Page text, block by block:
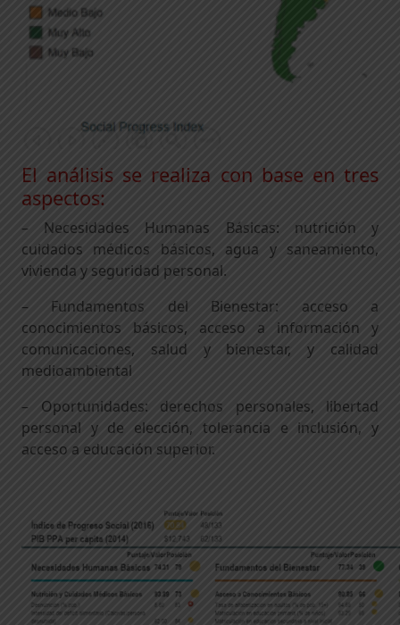
El análisis se realiza con base en tres
aspectos:
– Necesidades Humanas Básicas: nutrición y
cuidados médicos básicos, agua y saneamiento,
vivienda y seguridad personal.
– Fundamentos del Bienestar: acceso a
conocimientos básicos, acceso a información y
comunicaciones, salud y bienestar, y calidad
medioambiental
– Oportunidades: derechos personales, libertad
personal y de elección, tolerancia e inclusión, y
acceso a educación superior.